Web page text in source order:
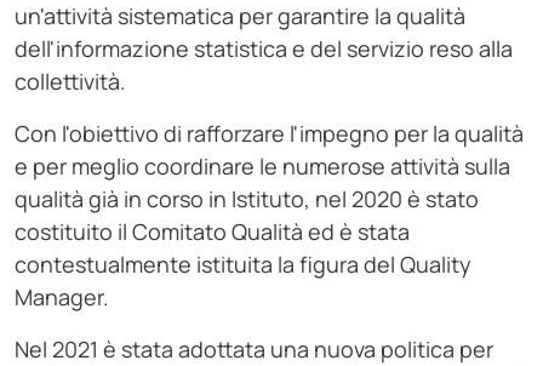
un'attività sistematica per garantire la qualità
dell'informazione statistica e del servizio reso alla
collettività.
Con l'obiettivo di rafforzare l'impegno per la qualità
e per meglio coordinare le numerose attività sulla
qualità già in corso in Istituto, nel 2020 è stato
costituito il Comitato Qualità ed è stata
contestualmente istituita la figura del Quality
Manager.
Nel 2021 è stata adottata una nuova politica per